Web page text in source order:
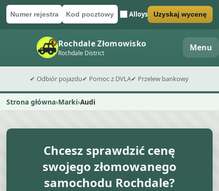
Numer rejestracyjny
Kod pocztowyAlloys
Wyślij formularz wyceny Uzyskaj wycenę
Rochdale Złomowisko
Rochdale District Menu
✔ Odbiór pojazdu✔ Pomoc z DVLA✔ Przelew bankowy
Strona główna Marki Audi
Chcesz sprawdzić cenę
swojego złomowanego
samochodu Rochdale?